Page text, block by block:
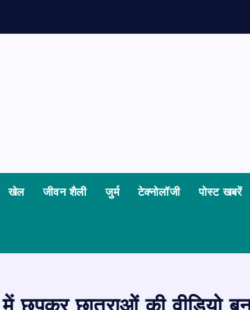
खेल जीवन शैली जुर्म टेक्नोलॉजी पोस्ट खबरें